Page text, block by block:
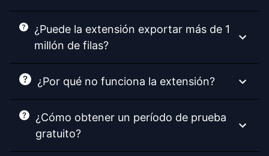
¿Puede la extensión exportar más de 1
millón de filas?
¿Por qué no funciona la extensión?
¿Cómo obtener un período de prueba
gratuito?